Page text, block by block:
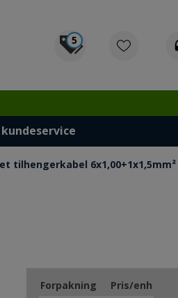
5
tilhengerkabel 6x1,00+1x1,5mm²
Forpakning
Pris/enh